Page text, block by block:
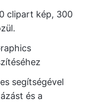
clipart kép, 300
segítségével
és a